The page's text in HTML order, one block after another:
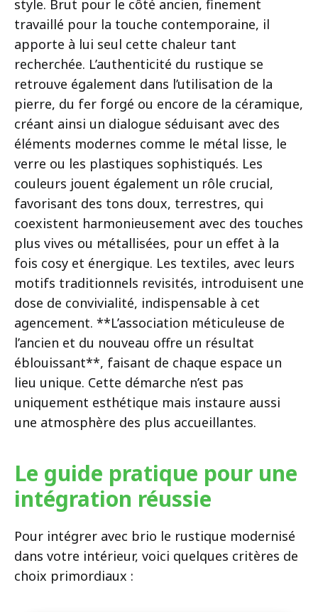
style. Brut pour le côté ancien, finement
travaillé pour la touche contemporaine, il
apporte à lui seul cette chaleur tant
recherchée. L’authenticité du rustique se
retrouve également dans l’utilisation de la
pierre, du fer forgé ou encore de la céramique,
créant ainsi un dialogue séduisant avec des
éléments modernes comme le métal lisse, le
verre ou les plastiques sophistiqués. Les
couleurs jouent également un rôle crucial,
favorisant des tons doux, terrestres, qui
coexistent harmonieusement avec des touches
plus vives ou métallisées, pour un effet à la
fois cosy et énergique. Les textiles, avec leurs
motifs traditionnels revisités, introduisent une
dose de convivialité, indispensable à cet
agencement. **L’association méticuleuse de
l’ancien et du nouveau offre un résultat
éblouissant**, faisant de chaque espace un
lieu unique. Cette démarche n’est pas
uniquement esthétique mais instaure aussi
une atmosphère des plus accueillantes.
Le guide pratique pour une
intégration réussie
Pour intégrer avec brio le rustique modernisé
dans votre intérieur, voici quelques critères de
choix primordiaux :